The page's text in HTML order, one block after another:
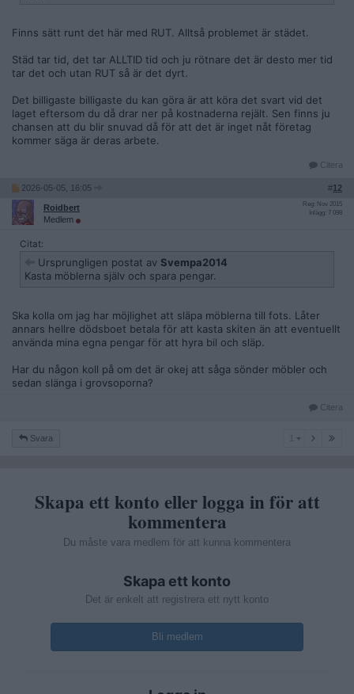
Finns sätt runt det här med RUT. Alltså problemet är städet.
Städ tar tid, det tar ALLTID tid och ju rötnare det är desto mer tid
tar det och utan RUT så är det dyrt.
Det billigaste billigaste du kan göra är att köra det svart vid det
laget eftersom du då drar ner på kostnaderna rejält. Sen finns ju
chansen att du blir snuvad då för att det är inget nåt företag
kommer säga är deras arbete.
Citera
2026-05-05, 16:05 #12
Roidbert
Medlem
Reg: Nov 2015
Inlägg: 7 098
Citat:
Ursprungligen postat av Svempa2014
Kasta möblerna själv och spara pengar.
Ska kolla om jag har möjlighet att släpa möblerna till fots. Låter
annars hellre dödsboet betala för att kasta skiten än att eventuellt
använda mina egna pengar för att hyra bil och släp.
Har du någon koll på om det är okej att såga sönder möbler och
sedan slänga i grovsoporna?
Citera
Svara
Skapa ett konto eller logga in för att
kommentera
Du måste vara medlem för att kunna kommentera
Skapa ett konto
Det är enkelt att registrera ett nytt konto
Bli medlem